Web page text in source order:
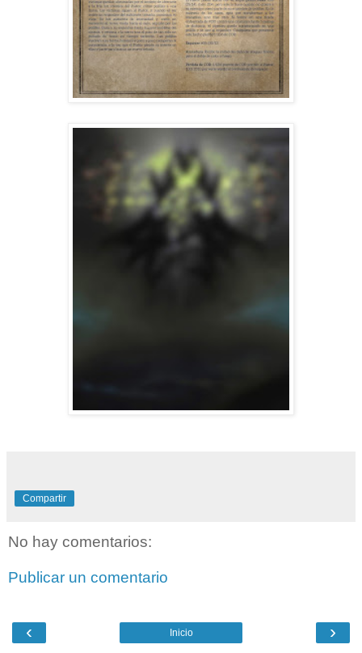
Compartir
No hay comentarios:
Publicar un comentario
‹ ›
Inicio